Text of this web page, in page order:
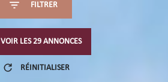
FILTRER
VOIR LES29 ANNONCES
RÉINITIALISER